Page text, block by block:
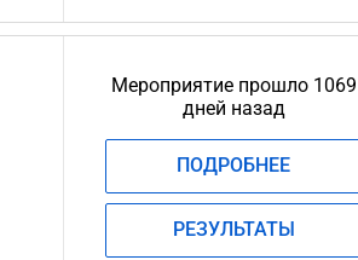
Мероприятие прошло 1069
дней назад
ПОДРОБНЕЕ
РЕЗУЛЬТАТЫ